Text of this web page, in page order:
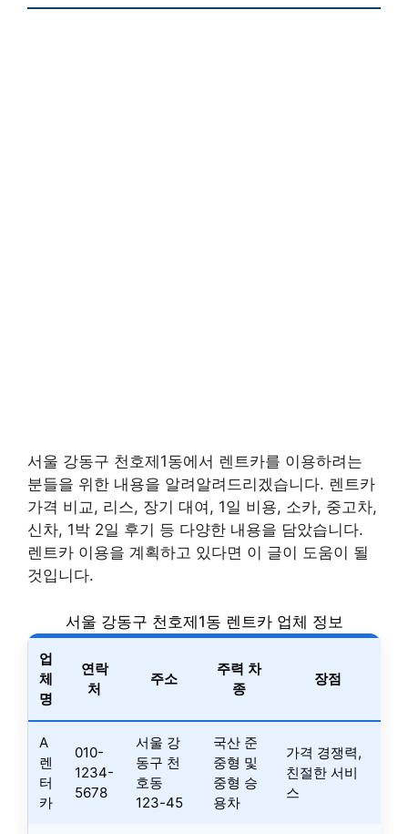
서울 강동구 천호제1동에서 렌트카를 이용하려는
분들을 위한 내용을 알려알려드리겠습니다. 렌트카
가격 비교, 리스, 장기 대여, 1일 비용, 소카, 중고차,
신차, 1박 2일 후기 등 다양한 내용을 담았습니다.
렌트카 이용을 계획하고 있다면 이 글이 도움이 될
것입니다.
서울 강동구 천호제1동 렌트카 업체 정보
업
체
명
연락
처
주소
주력 차
종
장점
A
렌
터
카
010-
1234-
5678
서울 강
동구 천
호동
123-45
국산 준
중형 및
중형 승
용차
가격 경쟁력,
친절한 서비
스